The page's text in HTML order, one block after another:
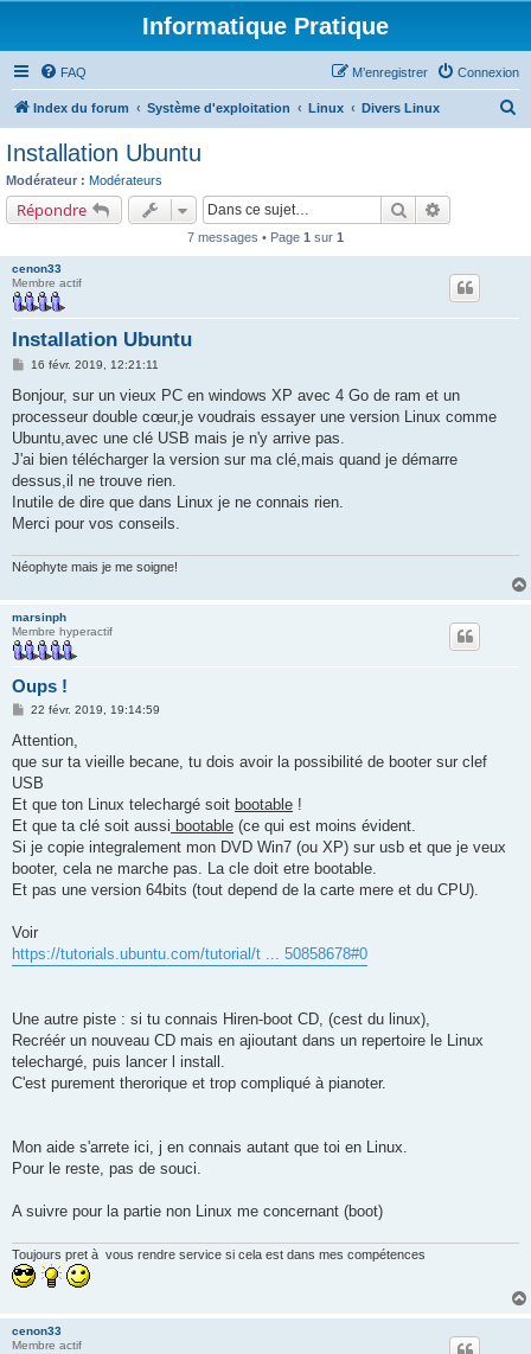
Informatique Pratique
FAQ Connexion
M’enregistrer
Index du forum Système d'exploitation Linux Divers Linux
Installation Ubuntu
Modérateur : Modérateurs
Répondre Rechercher
7 messages • Page 1 sur 1
cenon33
Membre actif
Installation Ubuntu
M
s
a
g
16 févr. 2019, 12:21:11
Bonjour, sur un vieux PC en windows XP avec 4 Go de ram et un
processeur double cœur,je voudrais essayer une version Linux comme
Ubuntu,avec une clé USB mais je n'y arrive pas.
J'ai bien télécharger la version sur ma clé,mais quand je démarre
dessus,il ne trouve rien.
Inutile de dire que dans Linux je ne connais rien.
Merci pour vos conseils.
Néophyte mais je me soigne!
marsinph
Membre hyperactif
Oups !
M
s
a
g
22 févr. 2019, 19:14:59
Attention,
que sur ta vieille becane, tu dois avoir la possibilité de booter sur clef
USB
Et que ton Linux telechargé soit bootable !
Et que ta clé soit aussi bootable (ce qui est moins évident.
Si je copie integralement mon DVD Win7 (ou XP) sur usb et que je veux
booter, cela ne marche pas. La cle doit etre bootable.
Et pas une version 64bits (tout depend de la carte mere et du CPU).
Voir
https://tutorials.ubuntu.com/tutorial/t ... 50858678#0
Une autre piste : si tu connais Hiren-boot CD, (cest du linux),
Recréér un nouveau CD mais en ajioutant dans un repertoire le Linux
telechargé, puis lancer l install.
C'est purement therorique et trop compliqué à pianoter.
Mon aide s'arrete ici, j en connais autant que toi en Linux.
Pour le reste, pas de souci.
A suivre pour la partie non Linux me concernant (boot)
Toujours pret à vous rendre service si cela est dans mes compétences
cenon33
Membre actif